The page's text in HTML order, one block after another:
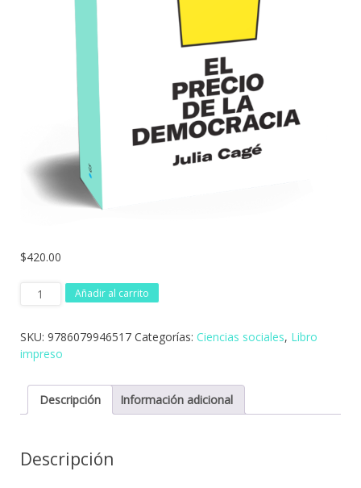
$420.00
la
democracia
Añadir al carrito
SKU: 9786079946517 Categorías: Ciencias sociales, Libro
impreso
Descripción Información adicional
Descripción